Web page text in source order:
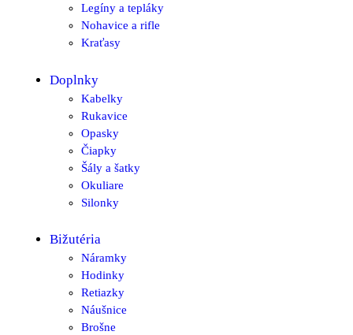
Legíny a tepláky
Nohavice a rifle
Kraťasy
Doplnky
Kabelky
Rukavice
Opasky
Čiapky
Šály a šatky
Okuliare
Silonky
Bižutéria
Náramky
Hodinky
Retiazky
Náušnice
Brošne